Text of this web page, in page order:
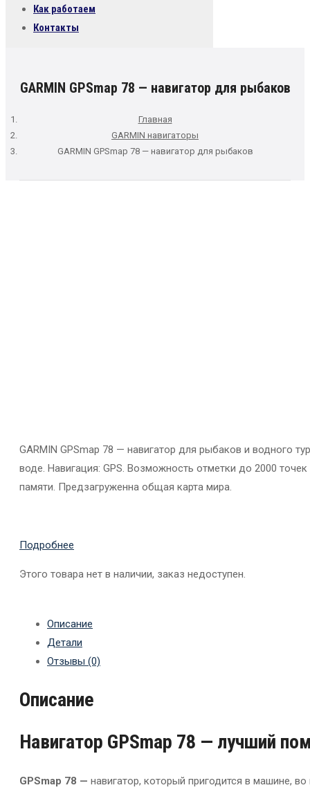
Как работаем
Контакты
GARMIN GPSmap 78 — навигатор для рыбаков
Главная
GARMIN навигаторы
GARMIN GPSmap 78 — навигатор для рыбаков
GARMIN GPSmap 78 — навигатор для рыбаков и водного
воде. Навигация: GPS. Возможность отметки до 2000
памяти. Предзагруженна общая карта мира.
Подробнее
Этого товара нет в наличии, заказ недоступен.
Описание
Детали
Отзывы (0)
Описание
Навигатор GPSmap 78 — лучший
GPSmap 78 — навигатор, который пригодится в машине,